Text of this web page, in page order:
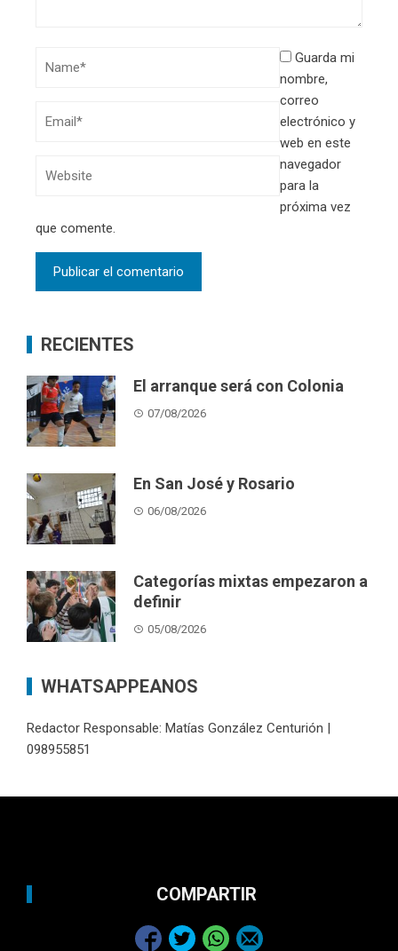
Guarda mi
nombre,
correo
electrónico y
web en este
navegador
para la
próxima vez
que comente.
RECIENTES
El arranque será con Colonia
07/08/2026
En San José y Rosario
06/08/2026
Categorías mixtas empezaron a
definir
05/08/2026
WHATSAPPEANOS
Redactor Responsable: Matías González Centurión |
098955851
COMPARTIR